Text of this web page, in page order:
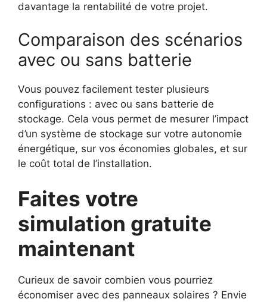
davantage la rentabilité de votre projet.
Comparaison des scénarios
avec ou sans batterie
Vous pouvez facilement tester plusieurs
configurations : avec ou sans batterie de
stockage. Cela vous permet de mesurer l’impact
d’un système de stockage sur votre autonomie
énergétique, sur vos économies globales, et sur
le coût total de l’installation.
Faites votre
simulation gratuite
maintenant
Curieux de savoir combien vous pourriez
économiser avec des panneaux solaires ? Envie